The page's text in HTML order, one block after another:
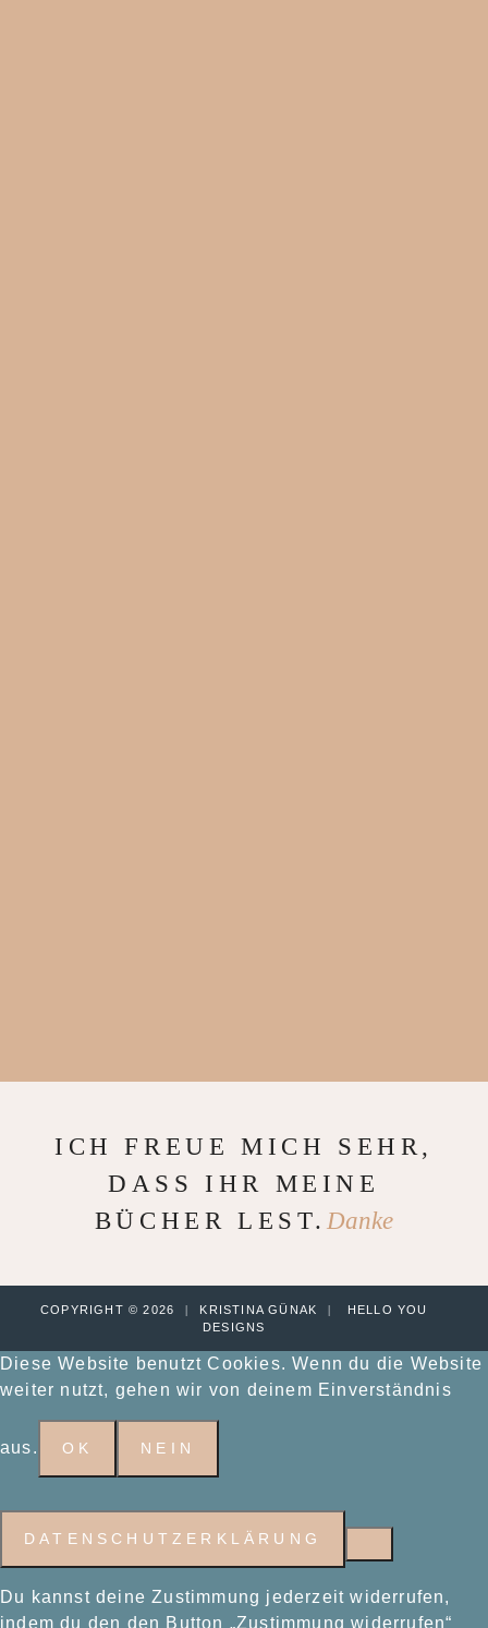
ICH FREUE MICH SEHR,
DASS IHR MEINE
BÜCHER LEST. Danke
COPYRIGHT © 2026 KRISTINA GÜNAK
HELLO YOU
DESIGNS
Diese Website benutzt Cookies. Wenn du die Website
weiter nutzt, gehen wir von deinem Einverständnis
aus. OK NEIN
DATENSCHUTZERKLÄRUNG
Du kannst deine Zustimmung jederzeit widerrufen,
indem du den den Button „Zustimmung widerrufen“